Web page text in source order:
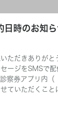
時のお知
ただきありが
ージをSMSで
察券アプリ内（
ていただくこと